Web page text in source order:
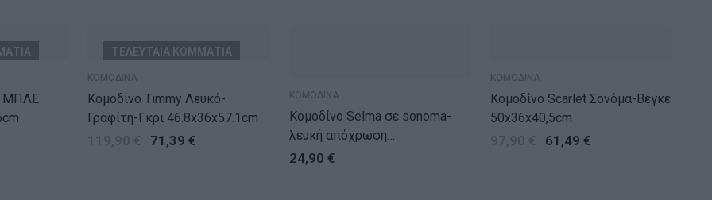
ΜΠΛΕ
ΤΕΛΕΥΤΑΙΑ ΚΟΜΜΑΤΙΑ
ΚΟΜΟΔΙΝΑ
Κομοδίνο Timmy Λευκό-
Γραφίτη-Γκρι 46.8x36x57.1cm
71,39€
ΚΟΜΟΔΙΝΑ
Κομοδίνο Selma σε sonoma-
λευκή απόχρωση
29.7×29.7×45εκ
24,90 €
ΚΟΜΟΔΙΝΑ
Κομοδίνο Scarlet Σονόμα-Βέγκε
50x36x40,5cm
61,49€